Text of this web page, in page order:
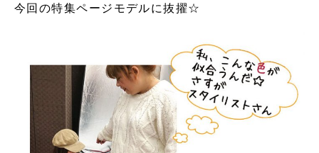
今回の特集ページモデルに抜擢☆